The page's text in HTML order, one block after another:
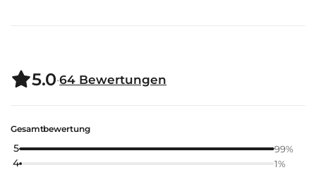
5.0·64 Bewertungen
Gesamtbewertung
5 99%
4 1%